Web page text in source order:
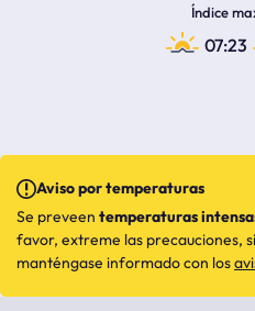
Índice
07:23
Aviso por temperaturas
Se preveen temperaturas
favor, extreme las precauciones,
manténgase informado con los